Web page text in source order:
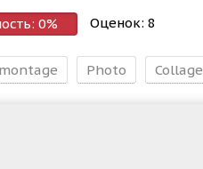
0% Оценок: 8
montage Photo Collage